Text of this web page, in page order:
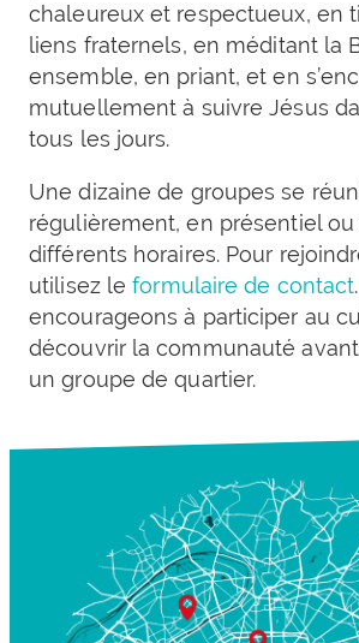
chaleureux et respectueux, en
liens fraternels, en méditant la
ensemble, en priant, et en
mutuellement à suivre Jésus
tous les jours.
Une dizaine de groupes se
régulièrement, en présentiel ou
différents horaires. Pour
utilisez leformulaire de contact
encourageons à participer au
découvrir la communauté
un groupe de quartier.